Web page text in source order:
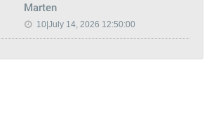
Marten
10|July 14, 2026 12:50:00